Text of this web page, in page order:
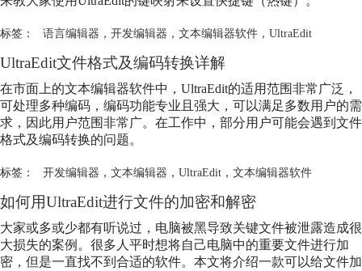
标签： 语言编辑器 ， 开发编辑器 ， 文本编辑器软件， UltraEdit
UltraEdit文件格式及编码转换详解
在市面上的文本编辑器软件中，UltraEdit的适用范围非常广泛，
可处理多种编码，编码功能专业且强大，可以满足多数用户的需
求，因此用户范围非常广。在工作中，部分用户可能会遇到文件
格式及编码转换的问题。
标签： 开发编辑器 ， 文本编辑器 ， UltraEdit， 文本编辑器软件
如何用UltraEdit进行文件的加密和解密
大家或多或少都有听说过，电脑被黑导致关键文件被泄露造成很
大损失的案例。很多人平时想将自己电脑中的重要文件进行加
密，但是一直找不到合适的软件。本文将介绍一款可以给文件加